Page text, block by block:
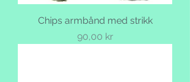
Chips armbånd med strikk
Pris
90,00 kr